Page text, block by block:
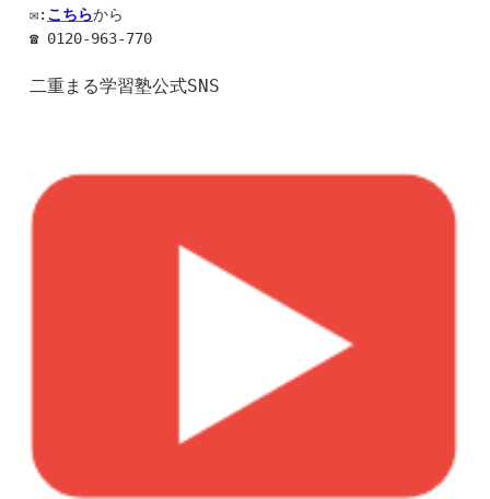
✉: こちらから
☎ 0120-963-770
二重まる学習塾公式SNS